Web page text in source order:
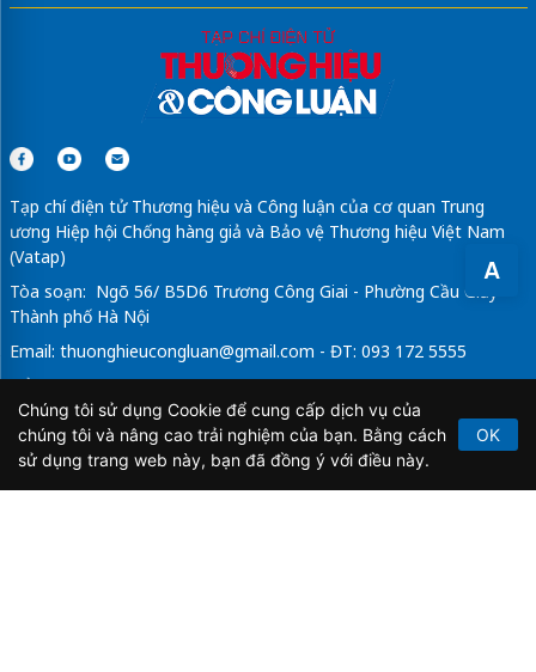
A
Tạp chí điện tử Thương hiệu và Công luận của cơ quan Trung
ương Hiệp hội Chống hàng giả và Bảo vệ Thương hiệu Việt Nam
(Vatap)
Tòa soạn: Ngõ 56/ B5D6 Trương Công Giai - Phường Cầu Giấy -
Thành phố Hà Nội
Email: thuonghieucongluan@gmail.com - ĐT: 093 172 5555
Tổng Biên Tập: Vũ Đức Thuận
Giấy phép hoạt động báo chí điện tử số 64/GP-BTTTT do Bộ
Thông tin và Truyền thông cấp ngày 21/2/2020.
Chúng tôi sử dụng Cookie để cung cấp dịch vụ của
chúng tôi và nâng cao trải nghiệm của bạn. Bằng cách
sử dụng trang web này, bạn đã đồng ý với điều này.
OK